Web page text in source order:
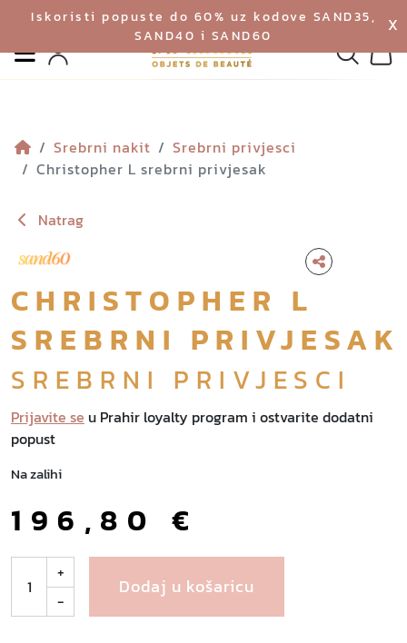
Iskoristi popuste do 60% uz kodove SAND35,
SAND40 i SAND60
X
Izbornik
Profil
Srebrni nakit
Srebrni privjesci
Christopher L srebrni privjesak
Natrag
CHRISTOPHER L
SREBRNI PRIVJESAK
SREBRNI PRIVJESCI
Prijavite se u Prahir loyalty program i ostvarite dodatni
popust
Na zalihi
196,80 €
r
+
-
Dodaj u košaricu